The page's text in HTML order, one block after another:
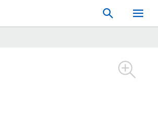
Search
Toggle
Mobile